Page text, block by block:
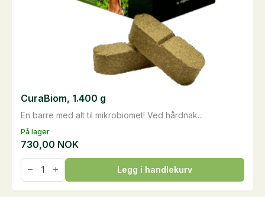
På lager
En barre med alt til mikrobiomet! Ved hårdnak...
CuraBiom, 1.400 g
730,00 NOK
CuraBiom,
1.400
g
antall
Legg i handlekurv